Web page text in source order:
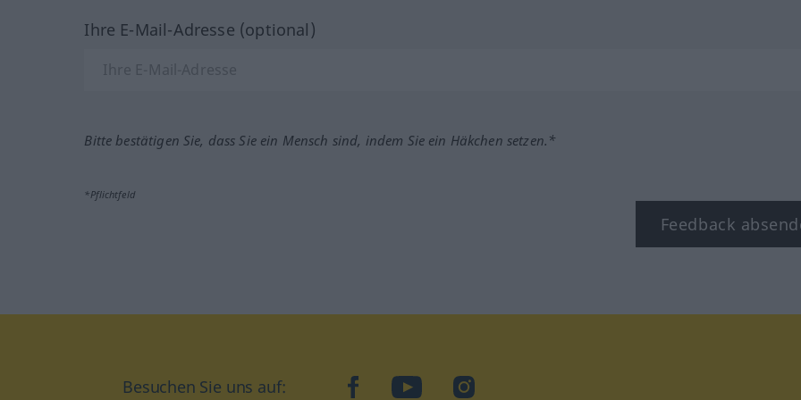
Ihre E-Mail-Adresse (optional)
Bitte bestätigen Sie, dass Sie ein Mensch sind, indem Sie ein Häkchen setzen.*
*Pflichtfeld
Feedback
Besuchen Sie uns auf: facebookYouTubeInstagram